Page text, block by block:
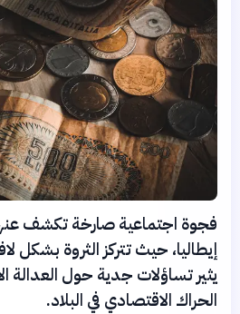
فجوة اجتماعية صارخة تكشف
إيطاليا، حيث تتركز الثروة بشكل
يثير تساؤلات جدية حول العدالة
الحراك الاقتصادي في البلاد.